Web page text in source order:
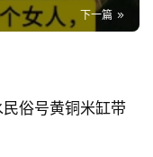
下一篇
俗号黄铜米缸带